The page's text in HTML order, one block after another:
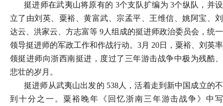
挺进师在武夷山将原有的 3个支队扩编为 3个纵队，并设
立了由刘英、粟裕、黄富武、宗孟平、王维信、姚阿宝、刘
达云、洪家云、方志富等 9人组成的挺进师政治委员会，统一
领导挺进师的军政工作和作战行动。3月 20日，粟裕、刘英率
领挺进师向浙西南挺进，度过了三年游击战争中极为残酷、
悲壮的岁月。
挺进师从武夷山出发的 538人，活着走到新中国成立的不
到十分之一。粟裕晚年《回忆浙南三年游击战争》中写